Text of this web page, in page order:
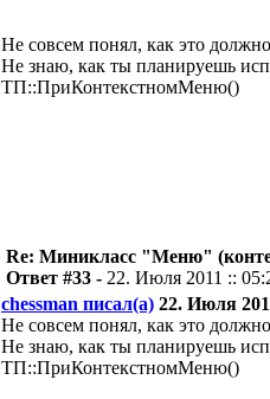
Не совсем понял, как это
Не знаю, как ты планируешь
ТП::ПриКонтекстномМеню()
Re: Миникласс "Меню"
Ответ #33 - 22. Июля 2011 ::
chessman писал(а) 22. Июля
Не совсем понял, как это
Не знаю, как ты планируешь
ТП::ПриКонтекстномМеню()